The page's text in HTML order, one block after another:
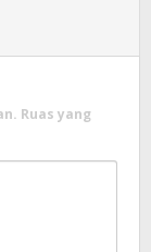
Ruas yang